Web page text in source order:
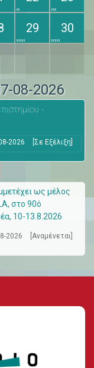
29 30
08-2026
-
2026 [Σε Εξέλιξη]
ως μέλος
στο 90ό
10-13.8.2026
2026 [Αναμένεται]